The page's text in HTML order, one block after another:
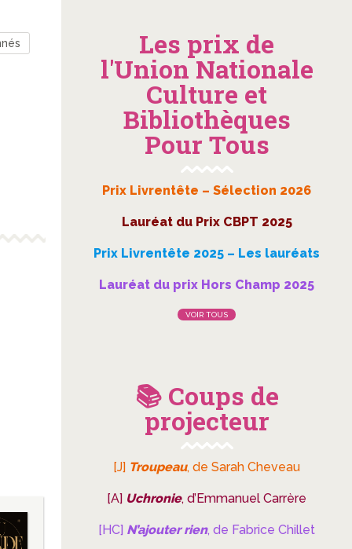
Les prix de
l'Union Nationale
Culture et
Bibliothèques
Pour Tous
Prix Livrentête – Sélection 2026
Lauréat du Prix CBPT 2025
Prix Livrentête 2025 – Les lauréats
Lauréat du prix Hors Champ 2025
VOIR TOUS
📚 Coups de
projecteur
[J] Troupeau, de Sarah Cheveau
[A] Uchronie, d’Emmanuel Carrère
[HC] N’ajouter rien, de Fabrice Chillet